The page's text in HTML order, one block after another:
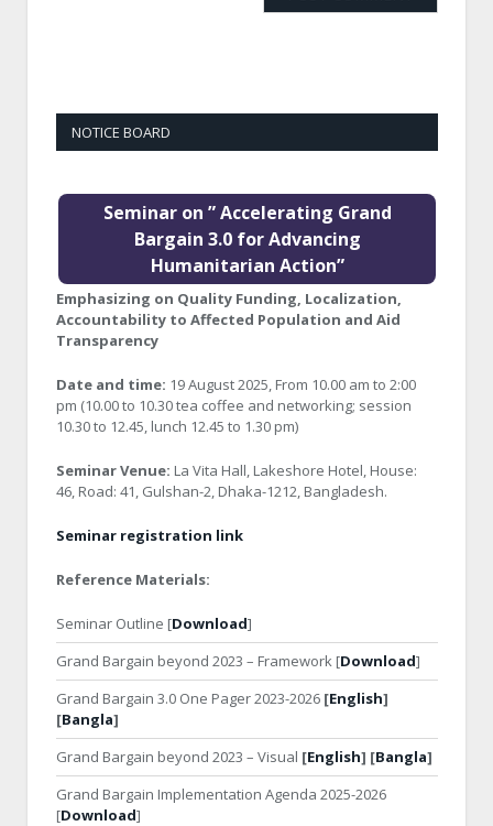
NOTICE BOARD
Seminar on ” Accelerating Grand
Bargain 3.0 for Advancing
Humanitarian Action”
Emphasizing on Quality Funding, Localization,
Accountability to Affected Population and Aid
Transparency
Date and time: 19 August 2025, From 10.00 am to 2:00
pm (10.00 to 10.30 tea coffee and networking; session
10.30 to 12.45, lunch 12.45 to 1.30 pm)
Seminar Venue: La Vita Hall, Lakeshore Hotel, House:
46, Road: 41, Gulshan-2, Dhaka-1212, Bangladesh.
Seminar registration link
Reference Materials:
Seminar Outline [Download]
Grand Bargain beyond 2023 – Framework [Download]
Grand Bargain 3.0 One Pager 2023-2026 [English]
[Bangla]
Grand Bargain beyond 2023 – Visual [English] [Bangla]
Grand Bargain Implementation Agenda 2025-2026
[Download]